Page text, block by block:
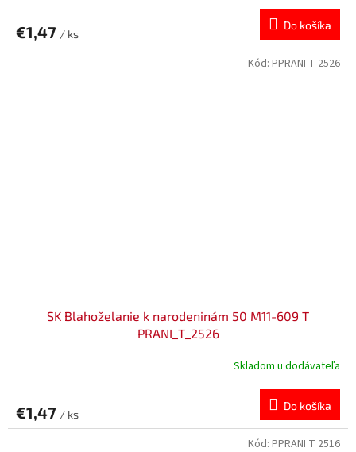
€1,47 / ks
Do košíka
SK Blahoželanie k narodeninám 50 M11-609 T
PRANI_T_2526
Skladom u dodávateľa
€1,47 / ks
Do košíka
Kód: PPRANI T 2526
Kód: PPRANI T 2516